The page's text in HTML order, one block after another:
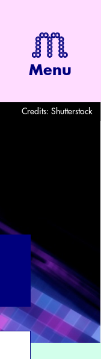
Menu
Credits: Shutterstock